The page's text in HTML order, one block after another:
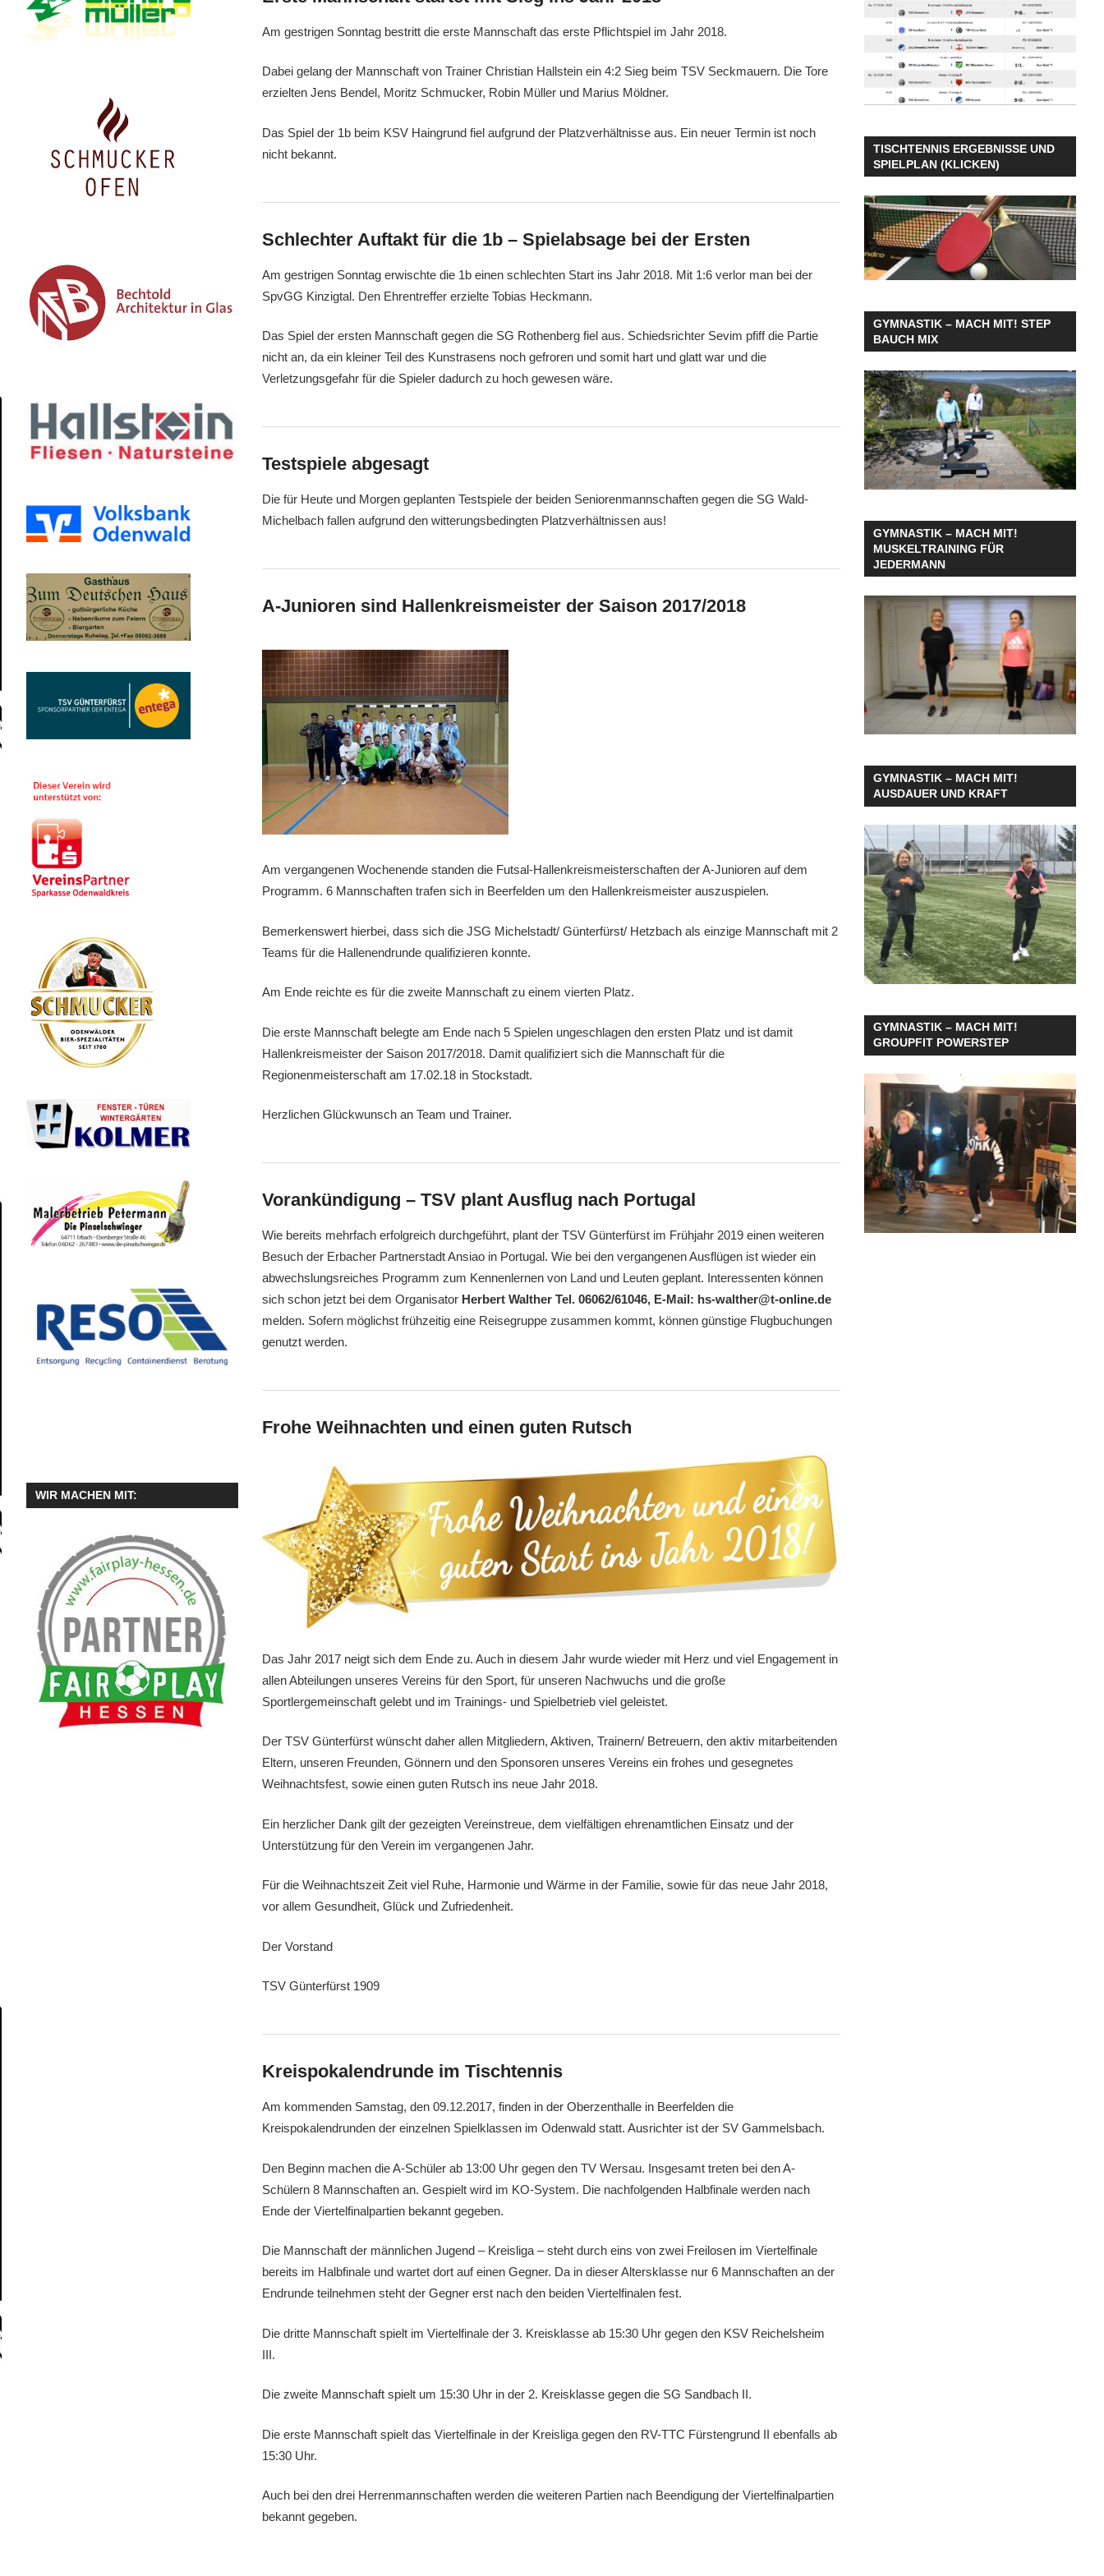
V.
Am gestrigen Sonntag bestritt die erste Mannschaft das erste Pflichtspiel im Jahr 2018.
Dabei gelang der Mannschaft von Trainer Christian Hallstein ein 4:2 Sieg beim TSV Seckmauern. Die Tore
erzielten Jens Bendel, Moritz Schmucker, Robin Müller und Marius Möldner.
Das Spiel der 1b beim KSV Haingrund fiel aufgrund der Platzverhältnisse aus. Ein neuer Termin ist noch
nicht bekannt.
Schlechter Auftakt für die 1b – Spielabsage bei der Ersten
Am gestrigen Sonntag erwischte die 1b einen schlechten Start ins Jahr 2018. Mit 1:6 verlor man bei der
SpvGG Kinzigtal. Den Ehrentreffer erzielte Tobias Heckmann.
Das Spiel der ersten Mannschaft gegen die SG Rothenberg fiel aus. Schiedsrichter Sevim pfiff die Partie
nicht an, da ein kleiner Teil des Kunstrasens noch gefroren und somit hart und glatt war und die
Verletzungsgefahr für die Spieler dadurch zu hoch gewesen wäre.
Testspiele abgesagt
Die für Heute und Morgen geplanten Testspiele der beiden Seniorenmannschaften gegen die SG Wald-
Michelbach fallen aufgrund den witterungsbedingten Platzverhältnissen aus!
A-Junioren sind Hallenkreismeister der Saison 2017/2018
Am vergangenen Wochenende standen die Futsal-Hallenkreismeisterschaften der A-Junioren auf dem
Programm. 6 Mannschaften trafen sich in Beerfelden um den Hallenkreismeister auszuspielen.
Bemerkenswert hierbei, dass sich die JSG Michelstadt/ Günterfürst/ Hetzbach als einzige Mannschaft mit 2
Teams für die Hallenendrunde qualifizieren konnte.
Am Ende reichte es für die zweite Mannschaft zu einem vierten Platz.
Die erste Mannschaft belegte am Ende nach 5 Spielen ungeschlagen den ersten Platz und ist damit
Hallenkreismeister der Saison 2017/2018. Damit qualifiziert sich die Mannschaft für die
Regionenmeisterschaft am 17.02.18 in Stockstadt.
Herzlichen Glückwunsch an Team und Trainer.
Vorankündigung – TSV plant Ausflug nach Portugal
Wie bereits mehrfach erfolgreich durchgeführt, plant der TSV Günterfürst im Frühjahr 2019 einen weiteren
Besuch der Erbacher Partnerstadt Ansiao in Portugal. Wie bei den vergangenen Ausflügen ist wieder ein
abwechslungsreiches Programm zum Kennenlernen von Land und Leuten geplant. Interessenten können
sich schon jetzt bei dem Organisator Herbert Walther Tel. 06062/61046, E-Mail: hs-walther@t-online.de
melden. Sofern möglichst frühzeitig eine Reisegruppe zusammen kommt, können günstige Flugbuchungen
genutzt werden.
Frohe Weihnachten und einen guten Rutsch
Das Jahr 2017 neigt sich dem Ende zu. Auch in diesem Jahr wurde wieder mit Herz und viel Engagement in
allen Abteilungen unseres Vereins für den Sport, für unseren Nachwuchs und die große
Sportlergemeinschaft gelebt und im Trainings- und Spielbetrieb viel geleistet.
Der TSV Günterfürst wünscht daher allen Mitgliedern, Aktiven, Trainern/ Betreuern, den aktiv mitarbeitenden
Eltern, unseren Freunden, Gönnern und den Sponsoren unseres Vereins ein frohes und gesegnetes
Weihnachtsfest, sowie einen guten Rutsch ins neue Jahr 2018.
Ein herzlicher Dank gilt der gezeigten Vereinstreue, dem vielfältigen ehrenamtlichen Einsatz und der
Unterstützung für den Verein im vergangenen Jahr.
Für die Weihnachtszeit Zeit viel Ruhe, Harmonie und Wärme in der Familie, sowie für das neue Jahr 2018,
vor allem Gesundheit, Glück und Zufriedenheit.
Der Vorstand
TSV Günterfürst 1909
Kreispokalendrunde im Tischtennis
Am kommenden Samstag, den 09.12.2017, finden in der Oberzenthalle in Beerfelden die
Kreispokalendrunden der einzelnen Spielklassen im Odenwald statt. Ausrichter ist der SV Gammelsbach.
Den Beginn machen die A-Schüler ab 13:00 Uhr gegen den TV Wersau. Insgesamt treten bei den A-
Schülern 8 Mannschaften an. Gespielt wird im KO-System. Die nachfolgenden Halbfinale werden nach
Ende der Viertelfinalpartien bekannt gegeben.
Die Mannschaft der männlichen Jugend – Kreisliga – steht durch eins von zwei Freilosen im Viertelfinale
bereits im Halbfinale und wartet dort auf einen Gegner. Da in dieser Altersklasse nur 6 Mannschaften an der
Endrunde teilnehmen steht der Gegner erst nach den beiden Viertelfinalen fest.
Die dritte Mannschaft spielt im Viertelfinale der 3. Kreisklasse ab 15:30 Uhr gegen den KSV Reichelsheim
III.
Die zweite Mannschaft spielt um 15:30 Uhr in der 2. Kreisklasse gegen die SG Sandbach II.
Die erste Mannschaft spielt das Viertelfinale in der Kreisliga gegen den RV-TTC Fürstengrund II ebenfalls ab
15:30 Uhr.
Auch bei den drei Herrenmannschaften werden die weiteren Partien nach Beendigung der Viertelfinalpartien
bekannt gegeben.
WIR MACHEN MIT:
TISCHTENNIS ERGEBNISSE UND
SPIELPLAN (KLICKEN)
GYMNASTIK – MACH MIT! STEP
BAUCH MIX
GYMNASTIK – MACH MIT!
MUSKELTRAINING FÜR
JEDERMANN
GYMNASTIK – MACH MIT!
AUSDAUER UND KRAFT
GYMNASTIK – MACH MIT!
GROUPFIT POWERSTEP